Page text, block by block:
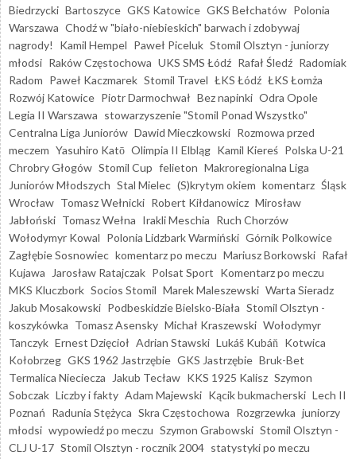
Biedrzycki Bartoszyce GKS Katowice GKS Bełchatów Polonia
Warszawa Chodź w "biało-niebieskich" barwach i zdobywaj
nagrody!
Kamil Hempel Paweł Piceluk Stomil Olsztyn - juniorzy
młodsi Raków Częstochowa UKS SMS Łódź Rafał Śledź Radomiak
Radom Paweł Kaczmarek Stomil Travel ŁKS Łódź ŁKS Łomża
Rozwój Katowice Piotr Darmochwał Bez napinki Odra Opole
Legia II Warszawa stowarzyszenie "Stomil Ponad Wszystko"
Centralna Liga Juniorów Dawid Mieczkowski Rozmowa przed
meczem Yasuhiro Katō Olimpia II Elbląg Kamil Kiereś Polska U-21
Chrobry Głogów Stomil Cup felieton Makroregionalna Liga
Juniorów Młodszych Stal Mielec (S)krytym okiem komentarz Śląsk
Wrocław Tomasz Wełnicki Robert Kiłdanowicz Mirosław
Jabłoński Tomasz Wełna Irakli Meschia Ruch Chorzów
Wołodymyr Kowal Polonia Lidzbark Warmiński Górnik Polkowice
Zagłębie Sosnowiec komentarz po meczu Mariusz Borkowski Rafał
Kujawa
Jarosław Ratajczak Polsat Sport Komentarz po meczu
MKS Kluczbork Socios Stomil Marek Maleszewski Warta Sieradz
Jakub Mosakowski Podbeskidzie Bielsko-Biała Stomil Olsztyn -
koszykówka Tomasz Asensky Michał Kraszewski Wołodymyr
Tanczyk Ernest Dzięcioł Adrian Stawski Lukáš Kubáň Kotwica
Kołobrzeg GKS 1962 Jastrzębie GKS Jastrzębie Bruk-Bet
Termalica Nieciecza
Jakub Tecław KKS 1925 Kalisz Szymon
Sobczak Liczby i fakty Adam Majewski Kącik bukmacherski Lech II
Poznań Radunia Stężyca Skra Częstochowa Rozgrzewka juniorzy
młodsi wypowiedź po meczu Szymon Grabowski Stomil Olsztyn -
CLJ U-17 Stomil Olsztyn - rocznik 2004 statystyki po meczu